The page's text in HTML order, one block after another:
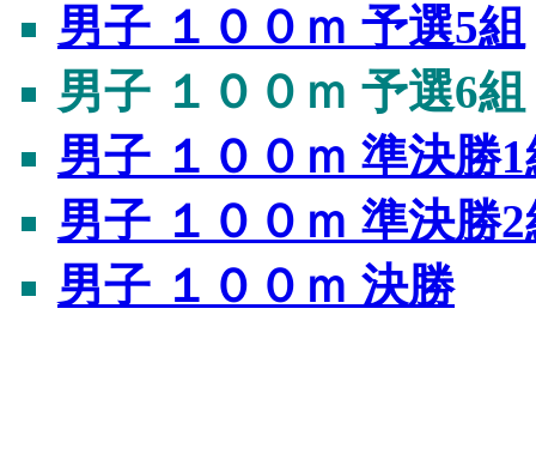
男子 １００ｍ 予選5組
男子 １００ｍ 予選6組
男子 １００ｍ 準決勝
男子 １００ｍ 準決勝
男子 １００ｍ 決勝